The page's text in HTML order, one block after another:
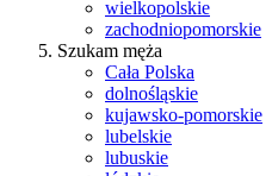
wielkopolskie
zachodniopomorskie
Szukam męża
Cała Polska
dolnośląskie
kujawsko-pomorskie
lubelskie
lubuskie